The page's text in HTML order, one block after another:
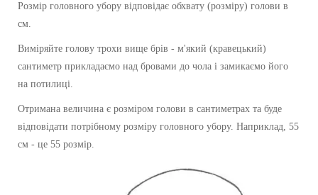
Розмір головного убору відповідає обхвату (розміру) голови в
см.
Виміряйте голову трохи вище брів - м'який (кравецький)
сантиметр прикладаємо над бровами до чола і замикаємо його
на потилиці.
Отримана величина є розміром голови в сантиметрах та буде
відповідати потрібному розміру головного убору. Наприклад, 55
см - це 55 розмір.